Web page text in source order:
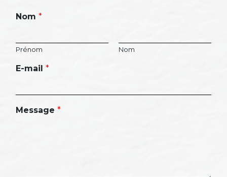
Nom *
Prénom Nom
E-mail *
Message *